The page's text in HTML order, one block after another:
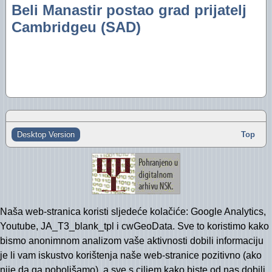
"Oazini" fotoalbumi na Facebooku (2012)
"Oazini" fotoalbumi na Facebooku (2011)
Izvještaj za 2016. godinu
Izvještaj za 2015. godinu
Izvještaj za 2011. godinu
Izvještaj za 2010. godinu
Izvještaj za 2009. godinu
Izvještaj za 2007. godinu
Financijski plan i Program rada Oaze za 2026
Beli Manastir postao grad prijatelj
Cambridgeu (SAD)
Desktop Version Top
Naša web-stranica koristi sljedeće kolačiće: Google Analytics,
Youtube, JA_T3_blank_tpl i cwGeoData. Sve to koristimo kako
bismo anonimnom analizom vaše aktivnosti dobili informaciju
je li vam iskustvo korištenja naše web-stranice pozitivno (ako
nije da ga poboljšamo), a sve s ciljem kako biste od nas dobili